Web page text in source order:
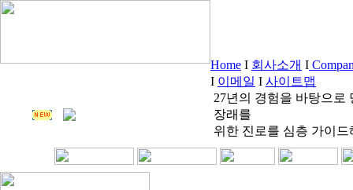
Home I 회사소개 I
I 이메일 I 사이트맵
27년의 경험을 바탕으로
장래를
위한 진로를 심층 가이드